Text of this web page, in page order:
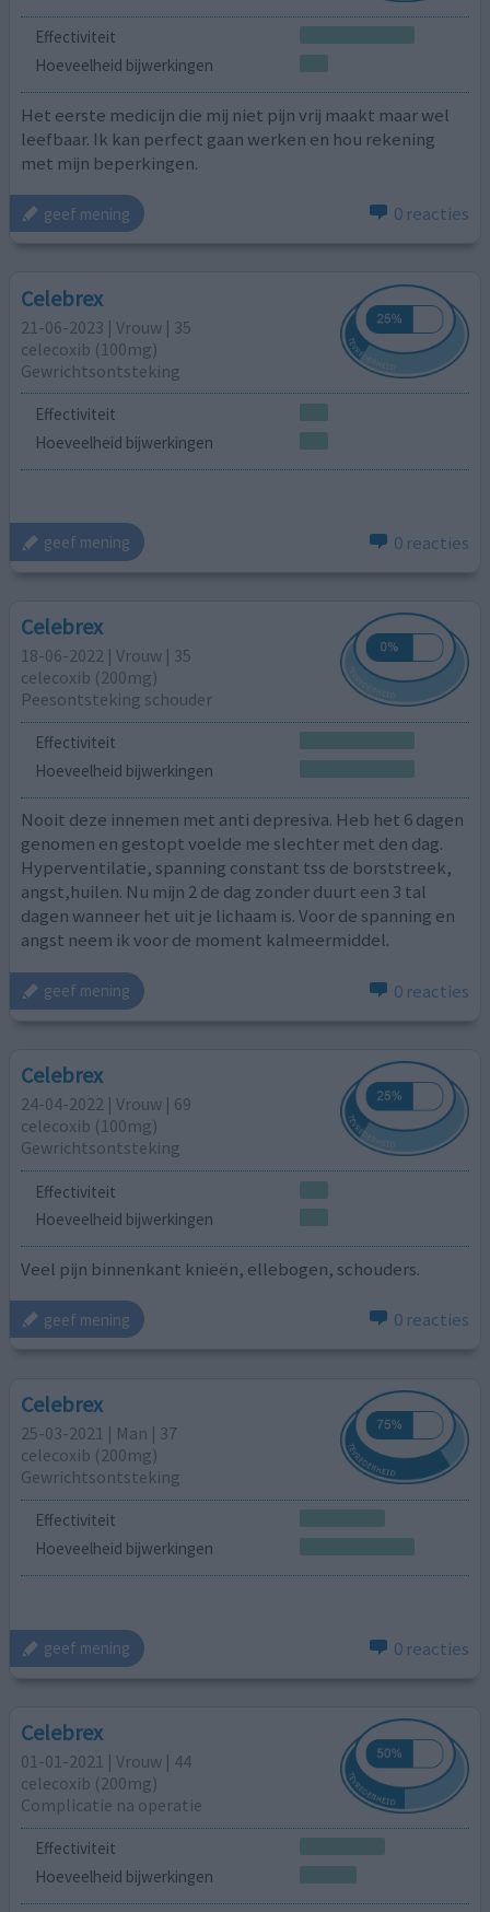
Effectiviteit
Hoeveelheid bijwerkingen
Het eerste medicijn die mij niet pijn vrij maakt maar wel
leefbaar. Ik kan perfect gaan werken en hou rekening
met mijn beperkingen.
geef mening 0 reacties
Celebrex
21-06-2023 | Vrouw | 35
celecoxib (100mg)
Gewrichtsontsteking
Effectiviteit
Hoeveelheid bijwerkingen
geef mening 0 reacties
Celebrex
18-06-2022 | Vrouw | 35
celecoxib (200mg)
Peesontsteking schouder
Effectiviteit
Hoeveelheid bijwerkingen
Nooit deze innemen met anti depresiva. Heb het 6 dagen
genomen en gestopt voelde me slechter met den dag.
Hyperventilatie, spanning constant tss de borststreek,
angst,huilen. Nu mijn 2 de dag zonder duurt een 3 tal
dagen wanneer het uit je lichaam is. Voor de spanning en
angst neem ik voor de moment kalmeermiddel.
geef mening 0 reacties
Celebrex
24-04-2022 | Vrouw | 69
celecoxib (100mg)
Gewrichtsontsteking
Effectiviteit
Hoeveelheid bijwerkingen
Veel pijn binnenkant knieën, ellebogen, schouders.
geef mening 0 reacties
Celebrex
25-03-2021 | Man | 37
celecoxib (200mg)
Gewrichtsontsteking
Effectiviteit
Hoeveelheid bijwerkingen
geef mening 0 reacties
Celebrex
01-01-2021 | Vrouw | 44
celecoxib (200mg)
Complicatie na operatie
Effectiviteit
Hoeveelheid bijwerkingen